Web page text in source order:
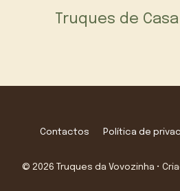
Truques de Casa
Contactos Política de
© 2026 Truques da Vovozinha •